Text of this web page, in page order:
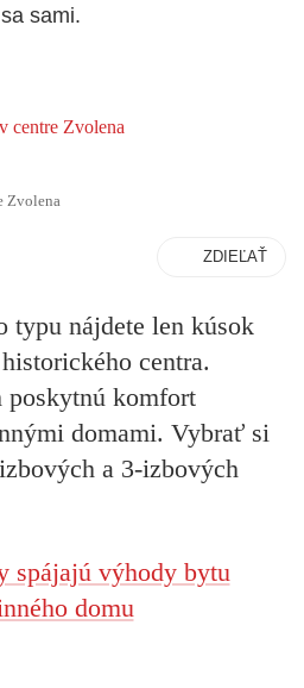
sami.
Zvolena
ZDIEĽAŤ
typu nájdete len kúsok
centra.
komfort
domami. Vybrať si
a 3-izbových